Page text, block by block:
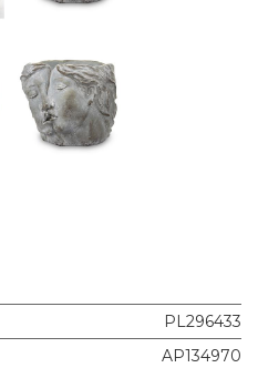
PL296433
AP134970